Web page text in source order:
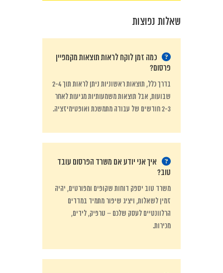
שאלות נפוצות
כמה זמן לוקח לראות תוצאות מקמפיין
פרסום?
בדרך כלל, תוצאות ראשוניות ניתן לראות תוך 2-4
שבועות, אבל תוצאות משמעותיות מגיעות לאחר
2-3 חודשים של עבודה מתמשכת ואופטימיזציה.
איך אני יודע אם משרד הפרסום עובד
טוב?
משרד טוב יספק דוחות שקופים ומפורטים, יהיה
זמין לשאלות, ויציג שיפור מתמיד במדדים
הרלוונטיים לעסק שלכם – טרפיק, לידים,
מכירות.